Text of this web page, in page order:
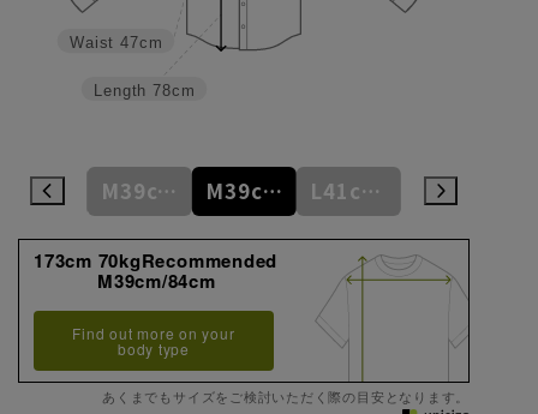
Length 78cm
Waist 47cm
M39cm/82cm M39cm/84cm L41cm/82cm
173cm 70kgRecommended
M39cm/84cm
Find out more on your
body type
あくまでもサイズをご検討いただく際の目安となります。